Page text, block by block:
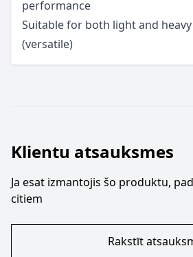
performance
Suitable for both light and
(versatile)
Klientu atsauksmes
Ja esat izmantojis šo produktu,
citiem
Rakstīt